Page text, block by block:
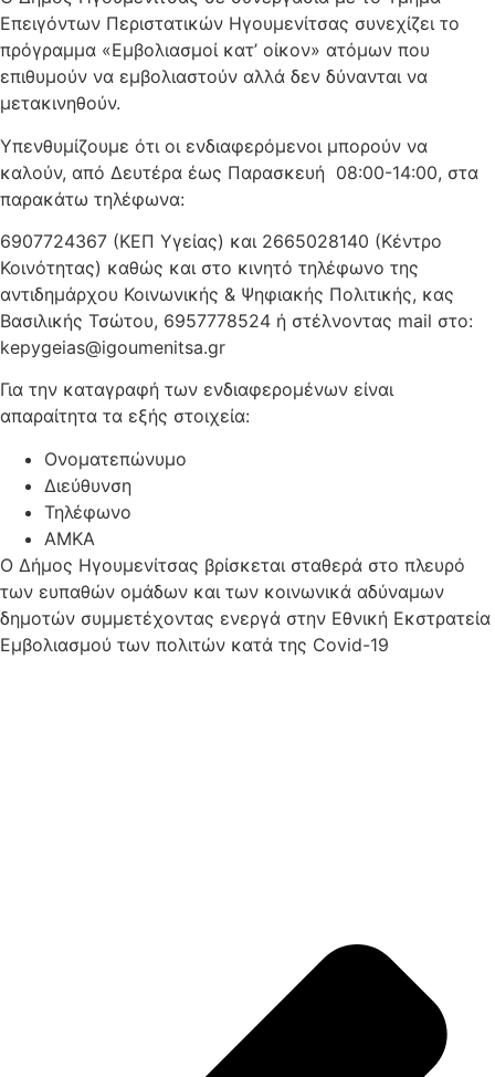
Επειγόντων Περιστατικών Ηγουμενίτσας συνεχίζει το
πρόγραμμα «Εμβολιασμοί κατ’ οίκον» ατόμων που
επιθυμούν να εμβολιαστούν αλλά δεν δύνανται να
μετακινηθούν.
Υπενθυμίζουμε ότι οι ενδιαφερόμενοι μπορούν να
καλούν, από Δευτέρα έως Παρασκευή 08:00-14:00, στα
παρακάτω τηλέφωνα:
6907724367 (ΚΕΠ Υγείας) και 2665028140 (Κέντρο
Κοινότητας) καθώς και στο κινητό τηλέφωνο της
αντιδημάρχου Κοινωνικής & Ψηφιακής Πολιτικής, κας
Βασιλικής Τσώτου, 6957778524 ή στέλνοντας mail στο:
kepygeias@igoumenitsa.gr
Για την καταγραφή των ενδιαφερομένων είναι
απαραίτητα τα εξής στοιχεία:
Ονοματεπώνυμο
Διεύθυνση
Τηλέφωνο
ΑΜΚΑ
Ο Δήμος Ηγουμενίτσας βρίσκεται σταθερά στο πλευρό
των ευπαθών ομάδων και των κοινωνικά αδύναμων
δημοτών συμμετέχοντας ενεργά στην Εθνική Εκστρατεία
Εμβολιασμού των πολιτών κατά της Covid-19